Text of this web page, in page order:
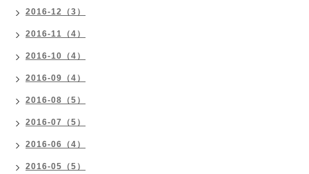
2016-12（3）
2016-11（4）
2016-10（4）
2016-09（4）
2016-08（5）
2016-07（5）
2016-06（4）
2016-05（5）